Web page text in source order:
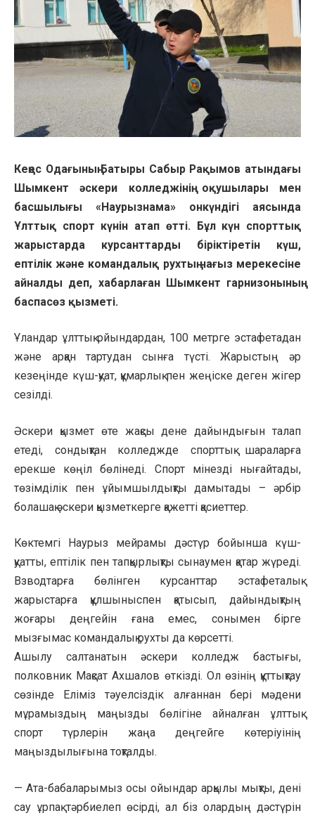
Кеңес Одағының Батыры Сабыр Рақымов атындағы
Шымкент әскери колледжінің оқушылары мен
басшылығы «Наурызнама» онкүндігі аясында
Ұлттық спорт күнін атап өтті. Бұл күн спорттық
жарыстарда курсанттарды біріктіретін күш,
ептілік және командалық рухтың нағыз мерекесіне
айналды деп, хабарлаған Шымкент гарнизонының
баспасөз қызметі.
Ұландар ұлттық ойындардан, 100 метрге эстафетадан
және арқан тартудан сынға түсті. Жарыстың әр
кезеңінде күш-қуат, құмарлық пен жеңіске деген жігер
сезілді.
Әскери қызмет өте жақсы дене дайындығын талап
етеді, сондықтан колледжде спорттық шараларға
ерекше көңіл бөлінеді. Спорт мінезді нығайтады,
төзімділік пен ұйымшылдықты дамытады – әрбір
болашақ әскери қызметкерге қажетті қасиеттер.
Көктемгі Наурыз мейрамы дәстүр бойынша күш-
қуатты, ептілік пен тапқырлықты сынаумен қатар жүреді.
Взводтарға бөлінген курсанттар эстафеталық
жарыстарға құлшыныспен қатысып, дайындықтың
жоғары деңгейін ғана емес, сонымен бірге
мызғымас командалық рухты да көрсетті.
Ашылу салтанатын әскери колледж бастығы,
полковник Мақсат Ахшалов өткізді. Ол өзінің құттықтау
сөзінде Еліміз тәуелсіздік алғаннан бері мәдени
мұрамыздың маңызды бөлігіне айналған ұлттық
спорт түрлерін жаңа деңгейге көтеріуінің
маңыздылығына тоқталды.
— Ата-бабаларымыз осы ойындар арқылы мықты, дені
сау ұрпақ тәрбиелеп өсірді, ал біз олардың дәстүрін